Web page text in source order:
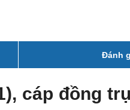
Đánh
cáp đồng